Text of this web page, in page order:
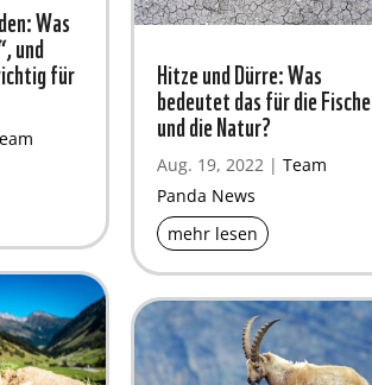
Was
und
für Hitze und Dürre: Was
bedeutet das für die Fische
und die Natur?
Aug. 19, 2022| Team
Panda News
mehr lesen